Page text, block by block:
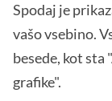
Spodaj je
vašo vsebino.
besede, kot sta
grafike".